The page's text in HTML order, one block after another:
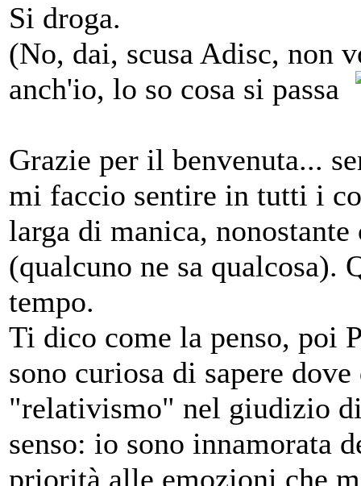
Si droga.
(No, dai, scusa Adisc, non
anch'io, lo so cosa si passa
Grazie per il benvenuta...
mi faccio sentire in tutti i
larga di manica,
(qualcuno ne sa qualcosa).
tempo.
Ti dico come la penso, poi
sono curiosa di sapere
"relativismo" nel giudizio
senso: io sono innamorata
priorità alle emozioni che